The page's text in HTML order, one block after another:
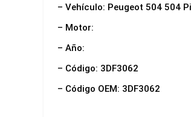
– Vehículo: Peugeot 504 504
– Motor:
– Año:
– Código: 3DF3062
– Código OEM: 3DF3062